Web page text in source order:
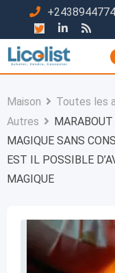
contenu
Maison Toutes les
Autres
MAGIQUE SANS
EST IL POSSIBLE
MAGIQUE